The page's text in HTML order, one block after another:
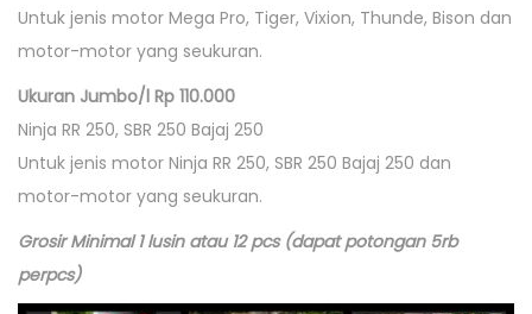
Untuk jenis motor Mega Pro, Tiger, Vixion, Thunde, Bison dan
motor-motor yang seukuran.
Ukuran Jumbo/l Rp 110.000
Ninja RR 250, SBR 250 Bajaj 250
Untuk jenis motor Ninja RR 250, SBR 250 Bajaj 250 dan
motor-motor yang seukuran.
Grosir Minimal 1 lusin atau 12 pcs (dapat potongan 5rb
perpcs)